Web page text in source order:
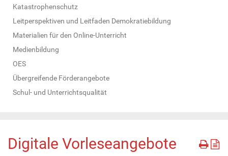
Katastrophenschutz
Leitperspektiven und Leitfaden Demokratiebildung
Materialien für den Online-Unterricht
Medienbildung
OES
Übergreifende Förderangebote
Schul- und Unterrichtsqualität
Digitale Vorleseangebote